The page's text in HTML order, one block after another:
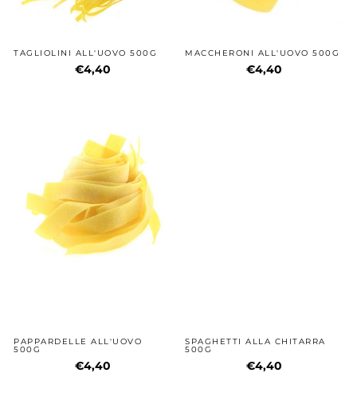
TAGLIOLINI ALL'UOVO 500G
€4,40
MACCHERONI ALL'UOVO 500G
€4,40